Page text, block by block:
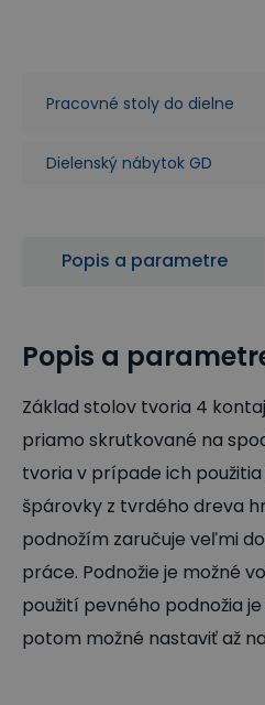
Pracovné stoly do dielne
Dielenský nábytok GD
Popis a parametre
Popis a
Základ stolov tvoria 4
priamo skrutkované na
tvoria v prípade ich
špárovky z tvrdého dreva
podnožím zaručuje veľmi
práce. Podnožie je možné
použití pevného podnožia
potom možné nastaviť až